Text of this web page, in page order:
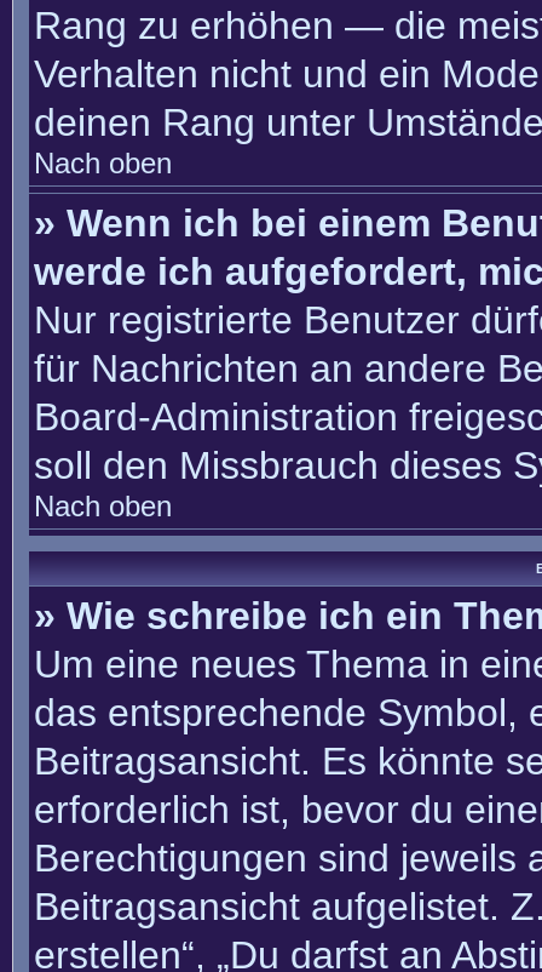
Rang zu erhöhen — die
Verhalten nicht und ein
deinen Rang unter
Nach oben
» Wenn ich bei einem
werde ich aufgefordert,
Nur registrierte Benutzer
für Nachrichten an andere
Board-Administration
soll den Missbrauch dieses
Nach oben
» Wie schreibe ich ein
Um eine neues Thema in
das entsprechende Symbol,
Beitragsansicht. Es könnte
erforderlich ist, bevor du
Berechtigungen sind jeweils
Beitragsansicht aufgelistet.
erstellen“, „Du darfst an